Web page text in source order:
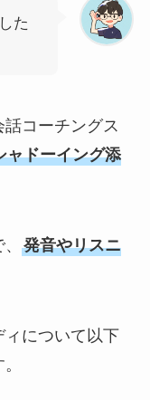
た
話コーチングス
ャドーイング添
発音やリスニ
ィについて以下